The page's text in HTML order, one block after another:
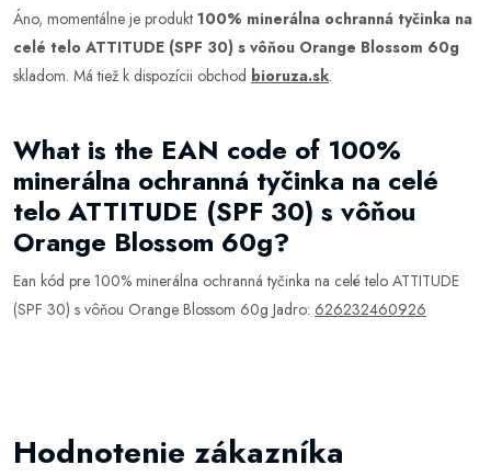
Áno, momentálne je produkt 100% minerálna ochranná tyčinka na
celé telo ATTITUDE (SPF 30) s vôňou Orange Blossom 60g
skladom. Má tiež k dispozícii obchod bioruza.sk.
What is the EAN code of 100%
minerálna ochranná tyčinka na celé
telo ATTITUDE (SPF 30) s vôňou
Orange Blossom 60g?
Ean kód pre 100% minerálna ochranná tyčinka na celé telo ATTITUDE
(SPF 30) s vôňou Orange Blossom 60g Jadro: 626232460926
Hodnotenie zákazníka